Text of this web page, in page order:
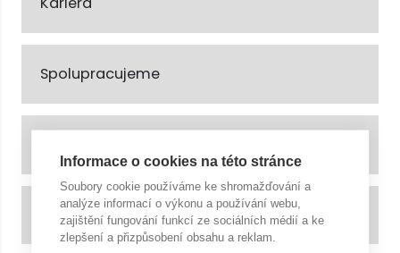
Spolupracujeme
Další sportoviště
Informace o cookies na této stránce
Soubory cookie používáme ke shromažďování a
analýze informací o výkonu a používání webu,
zajištění fungování funkcí ze sociálních médií a ke
zlepšení a přizpůsobení obsahu a reklam.